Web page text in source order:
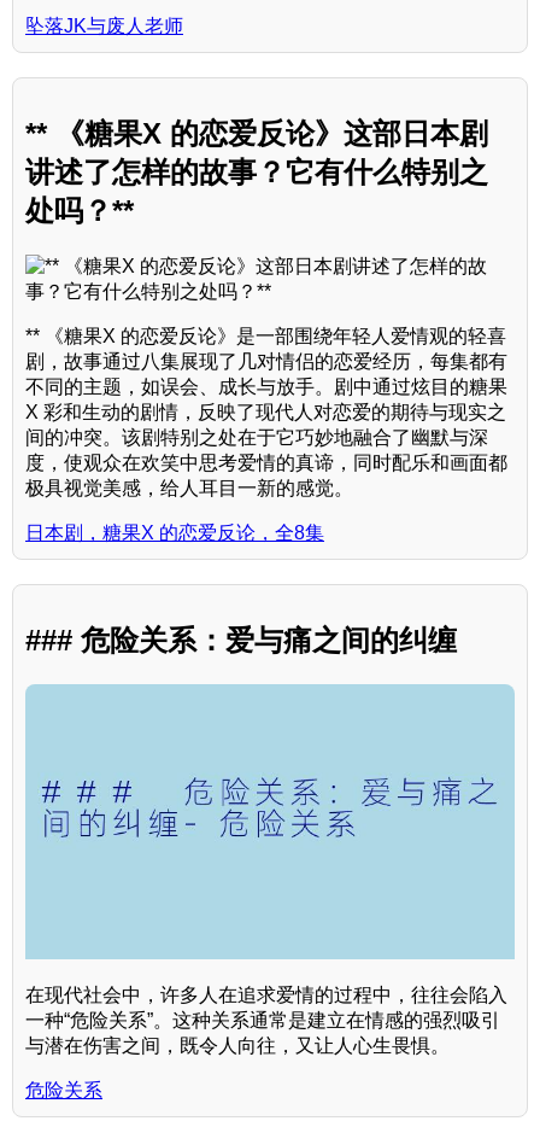
坠落JK与废人老师
** 《糖果X 的恋爱反论》这部日本剧
讲述了怎样的故事？它有什么特别之
处吗？**
** 《糖果X 的恋爱反论》是一部围绕年轻人爱情观的轻喜
剧，故事通过八集展现了几对情侣的恋爱经历，每集都有
不同的主题，如误会、成长与放手。剧中通过炫目的糖果
X 彩和生动的剧情，反映了现代人对恋爱的期待与现实之
间的冲突。该剧特别之处在于它巧妙地融合了幽默与深
度，使观众在欢笑中思考爱情的真谛，同时配乐和画面都
极具视觉美感，给人耳目一新的感觉。
日本剧，糖果X 的恋爱反论，全8集
### 危险关系：爱与痛之间的纠缠
在现代社会中，许多人在追求爱情的过程中，往往会陷入
一种“危险关系”。这种关系通常是建立在情感的强烈吸引
与潜在伤害之间，既令人向往，又让人心生畏惧。
危险关系